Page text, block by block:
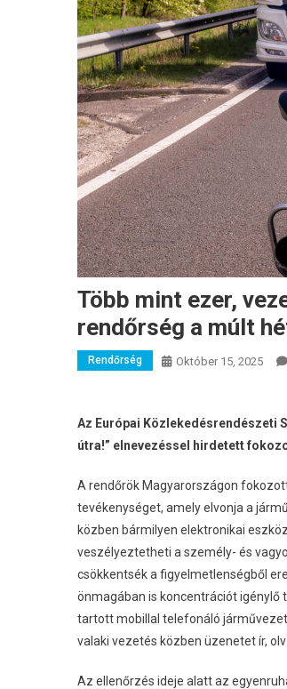
Több mint ezer,
rendőrség a múlt
Rendőrség Október 15, 2025
Az Európai Közlekedésrendészeti
útra!” elnevezéssel hirdetett
A rendőrök Magyarországon
tevékenységet, amely elvonja a
közben bármilyen elektronikai
veszélyeztetheti a személy- és
csökkentsék a figyelmetlenségből
önmagában is koncentrációt igénylő
tartott mobillal telefonáló
valaki vezetés közben üzenetet ír,
Az ellenőrzés ideje alatt az